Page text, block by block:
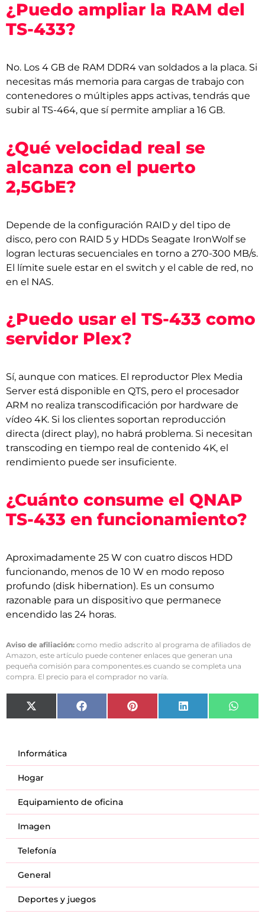
¿Puedo ampliar la RAM del
TS-433?
No. Los 4 GB de RAM DDR4 van soldados a la placa. Si
necesitas más memoria para cargas de trabajo con
contenedores o múltiples apps activas, tendrás que
subir al TS-464, que sí permite ampliar a 16 GB.
¿Qué velocidad real se
alcanza con el puerto
2,5GbE?
Depende de la configuración RAID y del tipo de
disco, pero con RAID 5 y HDDs Seagate IronWolf se
logran lecturas secuenciales en torno a 270-300 MB/s.
El límite suele estar en el switch y el cable de red, no
en el NAS.
¿Puedo usar el TS-433 como
servidor Plex?
Sí, aunque con matices. El reproductor Plex Media
Server está disponible en QTS, pero el procesador
ARM no realiza transcodificación por hardware de
vídeo 4K. Si los clientes soportan reproducción
directa (direct play), no habrá problema. Si necesitan
transcoding en tiempo real de contenido 4K, el
rendimiento puede ser insuficiente.
¿Cuánto consume el QNAP
TS-433 en funcionamiento?
Aproximadamente 25 W con cuatro discos HDD
funcionando, menos de 10 W en modo reposo
profundo (disk hibernation). Es un consumo
razonable para un dispositivo que permanece
encendido las 24 horas.
Aviso de afiliación: como medio adscrito al programa de afiliados de
Amazon, este artículo puede contener enlaces que generan una
pequeña comisión para componentes.es cuando se completa una
compra. El precio para el comprador no varía.
X
(Twitter)
Facebook Pinterest LinkedIn
Informática
Hogar
Equipamiento de oficina
Imagen
Telefonía
General
Deportes y juegos